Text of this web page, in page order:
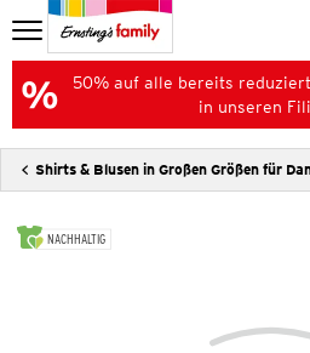
50% auf alle bereits
in unseren
Shirts & Blusen in Großen Größen für
NACHHALTIG